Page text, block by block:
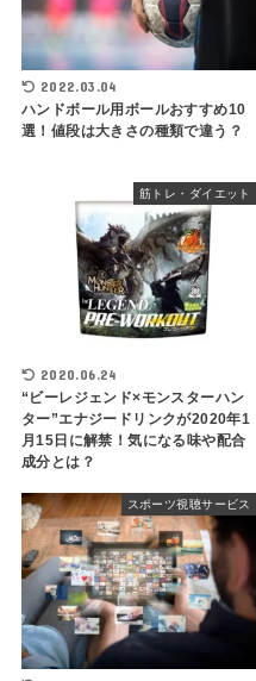
2022.03.04
ハンドボール用ボールおすすめ10
選！値段は大きさの種類で違う？
筋トレ・ダイエット
2020.06.24
“ビーレジェンド×モンスターハン
ター”エナジードリンクが2020年1
月15日に解禁！気になる味や配合
成分とは？
スポーツ視聴サービス